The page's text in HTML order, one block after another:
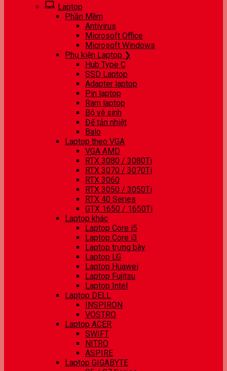
Laptop
Phần Mềm
Antivirus
Microsoft Office
Microsoft Windows
Phụ kiện Laptop ❯
Hub Type C
SSD Laptop
Adapter laptop
Pin laptop
Ram laptop
Bộ vệ sinh
Đế tản nhiệt
Balo
Laptop theo VGA
VGA AMD
RTX 3080 / 3080Ti
RTX 3070 / 3070Ti
RTX 3060
RTX 3050 / 3050Ti
RTX 40 Series
GTX 1650 / 1650Ti
Laptop khác
Laptop Core i5
Laptop Core i3
Laptop trưng bày
Laptop LG
Laptop Huawei
Laptop Fujitsu
Laptop Intel
Laptop DELL
INSPIRON
VOSTRO
Laptop ACER
SWIFT
NITRO
ASPIRE
Laptop GIGABYTE